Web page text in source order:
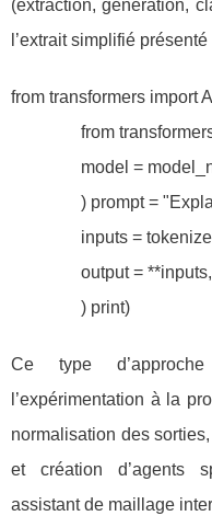
(extraction, génération,
l’extrait simplifié présenté
from transformers import
from
model =
) prompt =
inputs =
output =
                ) print)
Ce type
l’expérimentation à la
normalisation des
et création d’agents
assistant de maillage